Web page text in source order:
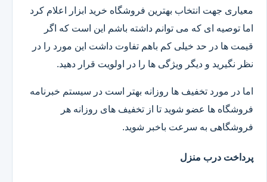
معیاری جهت انتخاب بهترین فروشگاه خرید ابزار اعلام کرد
اما توصیه ای که می توانم داشته باشم این است که اگر
قیمت ها در حد خیلی کم باهم تفاوت داشت این مورد را در
نظر نگیرید و دیگر ویژگی ها را در اولویت قرار دهید.
اما در مورد تخفیف ها روزانه بهتر است در سیستم خبرنامه
فروشگاه ها عضو شوید تا از تخفیف های روزانه هر
فروشگاهی به سرعت باخبر شوید.
پرداخت درب منزل